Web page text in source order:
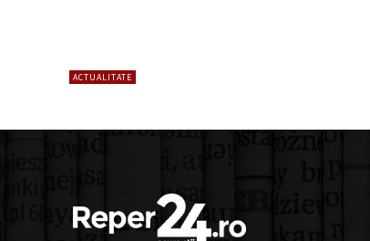
ACTUALITATE